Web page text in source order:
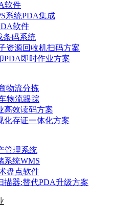
软件
系统PDA集成
软件
条码系统
资源回收机扫码方案
PDA即时作业方案
物流分拣
物流跟踪
高效读码方案
化存证一体化方案
管理系统
系统WMS
盘点软件
描器:替代PDA升级方案